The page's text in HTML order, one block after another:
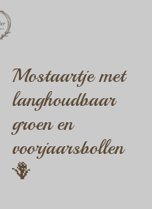
Mostaartje met
langhoudbaar
groen en
voorjaarsbollen
🪻